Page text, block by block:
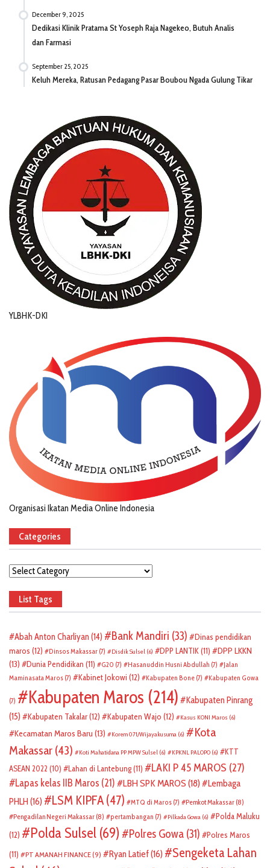
December 9, 2025
Dedikasi Klinik Pratama St Yoseph Raja Nagekeo, Butuh Analis
dan Farmasi
September 25, 2025
Keluh Mereka, Ratusan Pedagang Pasar Boubou Ngada Gulung Tikar
YLBHK-DKI
Organisasi Ikatan Media Online Indonesia
Categories
Categories
List Tags
Abah Anton Charliyan (14) Bank Mandiri (33)
Dinas pendidikan
maros (12) Dinsos Makassar (7) Disdik Sulsel (6) DPP LANTIK(11)
DPP LKKN
(13)
Dunia Pendidikan (11) G20 (7) Hasanuddin Husni Abdullah (7)
Jalan
Maminasata Maros (7) Kabinet Jokowi (12) Kabupaten Bone (7) Kabupaten Gowa
(7) Kabupaten Maros (214)
Kabupaten Pinrang
(15)
Kabupaten Takalar(12) Kabupaten Wajo (12) Kasus KONI Maros (6)
Kecamatan Maros Baru (13) Korem 071/Wijayakusuma (6)
Kota
Makassar (43) Koti Mahatidana PP MPW Sulsel (6) KPKNL PALOPO (6)
KTT
ASEAN 2022 (10) Lahan di Lantebung(11) LAKI P 45 MAROS (27)
Lapas kelas IIB Maros (21) LBH SPK MAROS (18)
Lembaga
PHLH (16) LSM KIPFA (47) MTQ di Maros (7) Pemkot Makassar (8)
Pengadilan Negeri Makassar (8) pertambangan (7) Pilkada Gowa (6)
Polda Maluku
(12)
Polda Sulsel (69) Polres Gowa (31)
Polres Maros
(11)
PT AMANAH FINANCE(9) Ryan Latief(16)
Sengeketa Lahan